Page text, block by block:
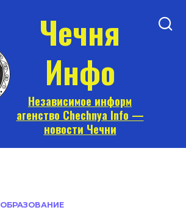
Чечня
Инфо
Независимое информ
агенство Chechnya Info —
новости Чечни
ОБРАЗОВАНИЕ